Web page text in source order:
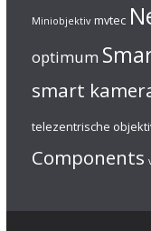
Miniobjektiv mvtec
optimum
smart
telezentrische
Components